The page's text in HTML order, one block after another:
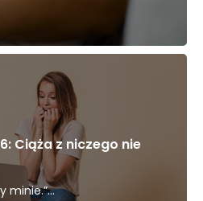
Ciąża z niczego nie
minie.”...